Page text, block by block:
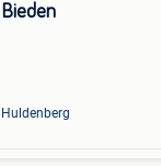
Bieden
Huldenberg